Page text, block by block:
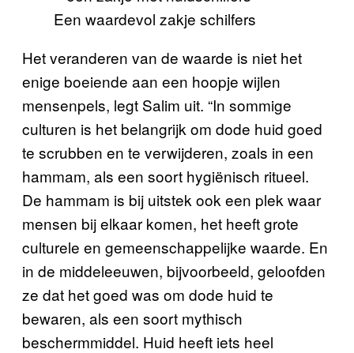
Een waardevol zakje schilfers
Het veranderen van de waarde is niet het
enige boeiende aan een hoopje wijlen
mensenpels, legt Salim uit. “In sommige
culturen is het belangrijk om dode huid goed
te scrubben en te verwijderen, zoals in een
hammam, als een soort hygiënisch ritueel.
De hammam is bij uitstek ook een plek waar
mensen bij elkaar komen, het heeft grote
culturele en gemeenschappelijke waarde. En
in de middeleeuwen, bijvoorbeeld, geloofden
ze dat het goed was om dode huid te
bewaren, als een soort mythisch
beschermmiddel. Huid heeft iets heel